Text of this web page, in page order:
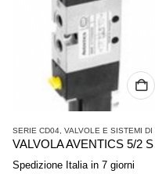
SERIE CD04 VALVOLE E SISTEMI DI VALVOLE
Spedizione Italia in 7 giorni